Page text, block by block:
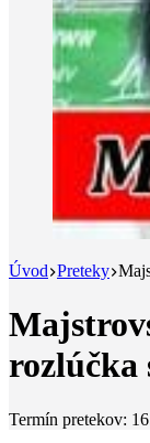
Úvod Preteky
rozlúčka
Termín pretekov: